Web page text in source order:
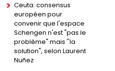
Ceuta: consensus
européen pour
convenir que l'espace
Schengen n'est "pas le
problème" mais ''la
solution", selon Laurent
Nuñez